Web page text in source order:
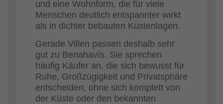
und eine Wohnform, die für viele
Menschen deutlich entspannter wirkt
als in dichter bebauten Küstenlagen.
Gerade Villen passen deshalb sehr
gut zu Benahavís. Sie sprechen
häufig Käufer an, die sich bewusst für
Ruhe, Großzügigkeit und Privatsphäre
entscheiden, ohne sich komplett von
der Küste oder den bekannten